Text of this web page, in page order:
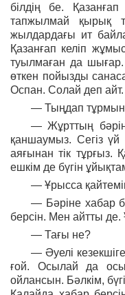
білдің бе.
тапжылмай қырық
жылдардағы ит
Қазанғап келіп
туылмаған да
өткен пойызды
Оспан. Солай деп
— Тыңдап
— Жұрттың бәрін
қаншаумыз. Сегіз үй
аяғынан тік тұрғыз.
ешкім де бүгін
— Ұрысса
— Бәріне хабар
берсін. Мен айтты де.
— Тағы не?
— Әуелі
ғой. Осылай да
ойлансын. Бәлкім,